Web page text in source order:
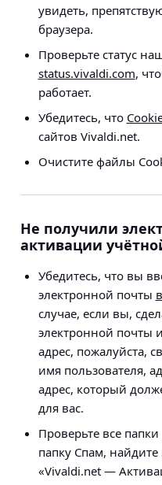
увидеть,
браузера.
Проверьте статус
status.vivaldi.com,
работает.
Убедитесь, что
сайтов Vivaldi.net.
Очистите файлы
Не получили
активации
Убедитесь, что вы
электронной почты
случае, если вы,
электронной почты
адрес, пожалуйста,
имя пользователя,
адрес, который
для вас.
Проверьте все
папку Спам,
«Vivaldi.net —